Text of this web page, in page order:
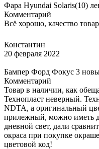
Фара Hyundai Solaris(10)
Комментарий
Всё хорошо, качество
Константин
20 февраля 2022
Бампер Форд Фокус 3
Комментарий
Товар в наличии, как
Технопласт неверный.
NDTA, а оригинальный
прилежный, можно иметь
дневной свет, дали
окраса при покупке
цветовой код!